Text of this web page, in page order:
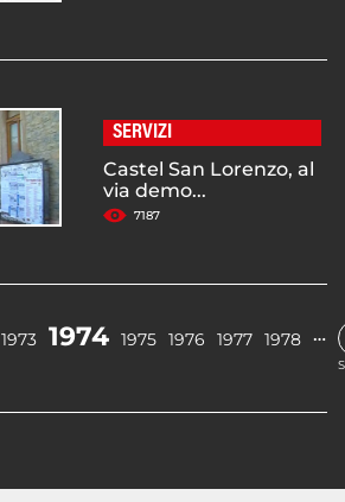
SERVIZI
Castel San Lorenzo, al
via demo...
7187
1973 1974 1975 1976 1977 1978 …